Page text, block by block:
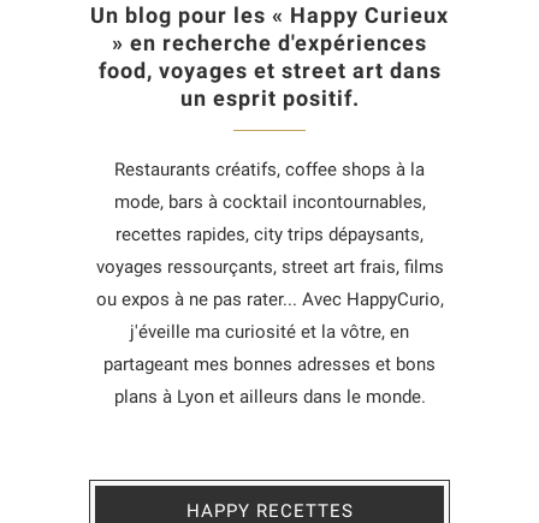
Un blog pour les « Happy Curieux
» en recherche d'expériences
food, voyages et street art dans
un esprit positif.
Restaurants créatifs, coffee shops à la
mode, bars à cocktail incontournables,
recettes rapides, city trips dépaysants,
voyages ressourçants, street art frais, films
ou expos à ne pas rater... Avec HappyCurio,
j'éveille ma curiosité et la vôtre, en
partageant mes bonnes adresses et bons
plans à Lyon et ailleurs dans le monde.
HAPPY RECETTES